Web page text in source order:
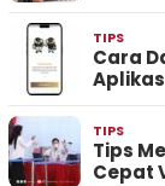
TIPS
Cara
TIPS
Tips
Cepat